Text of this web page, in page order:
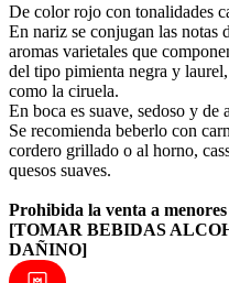
De color rojo con tonalidades
En nariz se conjugan las
aromas varietales que
del tipo pimienta negra y
como la ciruela.
En boca es suave, sedoso y de
Se recomienda beberlo con
cordero grillado o al horno,
quesos suaves.
Prohibida la venta a
[TOMAR BEBIDAS
DAÑINO]